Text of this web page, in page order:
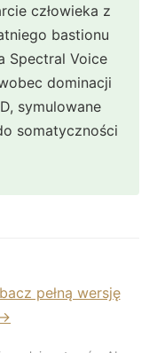
człowieka z
bastionu
Spectral Voice
dominacji
symulowane
somatyczności
pełną wersję